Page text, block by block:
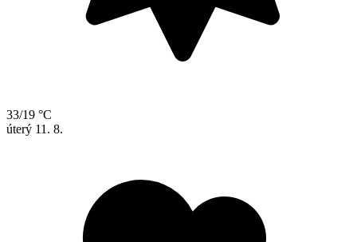
33/19 °C
úterý 11. 8.